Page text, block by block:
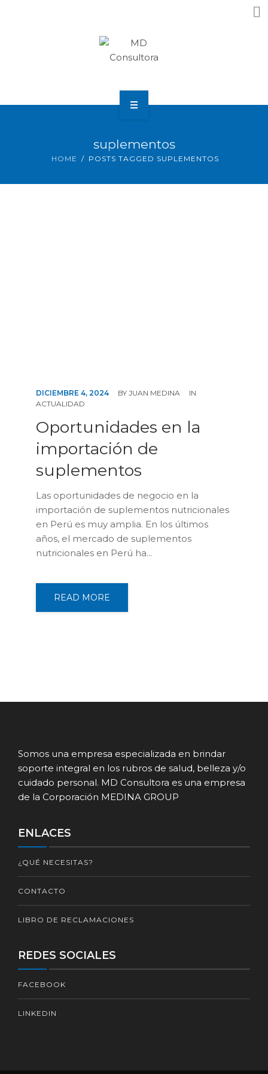
suplementos
HOME POSTS TAGGED SUPLEMENTOS
DICIEMBRE 4, 2024 BY JUAN MEDINA
IN
ACTUALIDAD
Oportunidades en la
importación de
suplementos
Las oportunidades de negocio en la
importación de suplementos nutricionales
en Perú es muy amplia. En los últimos
años, el mercado de suplementos
nutricionales en Perú ha...
READ MORE
Somos una empresa especializada en brindar
soporte integral en los rubros de salud, belleza y/o
cuidado personal. MD Consultora es una empresa
de la Corporación MEDINA GROUP
ENLACES
¿QUÉ NECESITAS?
CONTACTO
LIBRO DE RECLAMACIONES
REDES SOCIALES
FACEBOOK
LINKEDIN